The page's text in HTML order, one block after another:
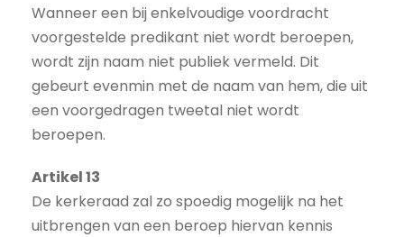
Wanneer een bij enkelvoudige voordracht
voorgestelde predikant niet wordt beroepen,
wordt zijn naam niet publiek vermeld. Dit
gebeurt evenmin met de naam van hem, die uit
een voorgedragen tweetal niet wordt
beroepen.
Artikel 13
De kerkeraad zal zo spoedig mogelijk na het
uitbrengen van een beroep hiervan kennis